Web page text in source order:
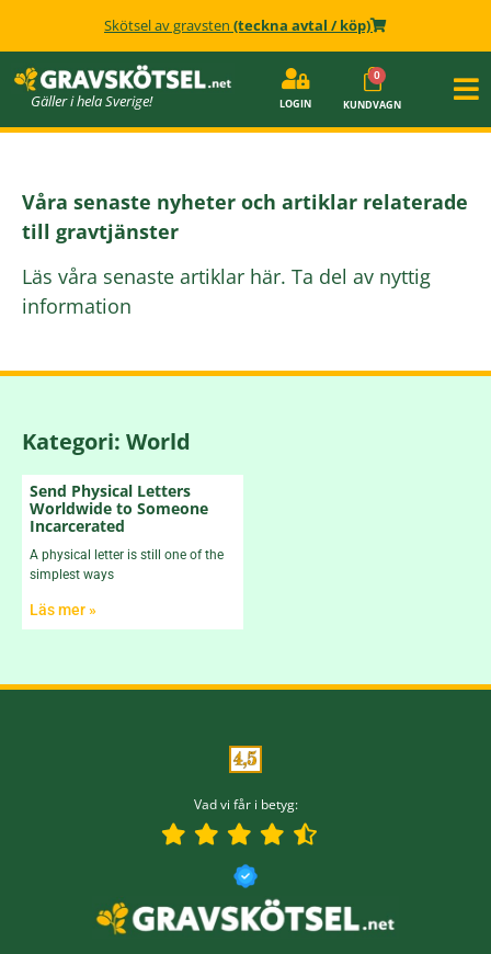
Skötsel av gravsten (teckna avtal / köp)
Gäller i hela Sverige! LOGIN KUNDVAGN
Våra senaste nyheter och artiklar relaterade
till gravtjänster
Läs våra senaste artiklar här. Ta del av nyttig
information
Kategori: World
Send Physical Letters
Worldwide to Someone
Incarcerated
A physical letter is still one of the
simplest ways
Läs mer »
Vad vi får i betyg: